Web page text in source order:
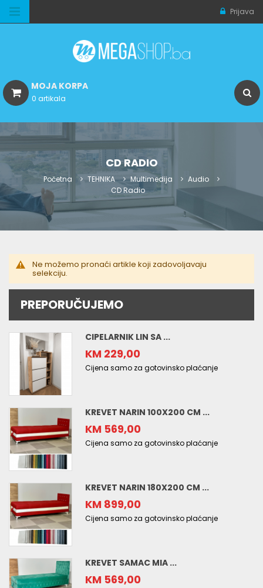
Prijava
MOJA KORPA
0 artikala
CD RADIO
Početna TEHNIKA Multimedija
Audio
CD Radio
Ne možemo pronaći artikle koji zadovoljavaju
selekciju.
PREPORUČUJEMO
CIPELARNIK LIN SA ...
KM 229,00
Cijena samo za gotovinsko plaćanje
KREVET NARIN 100X200 CM ...
KM 569,00
Cijena samo za gotovinsko plaćanje
KREVET NARIN 180X200 CM ...
KM 899,00
Cijena samo za gotovinsko plaćanje
KREVET SAMAC MIA ...
KM 569,00